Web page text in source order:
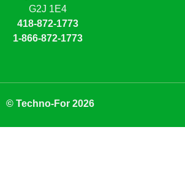
G2J 1E4
418-872-1773
1-866-872-1773
© Techno-For 2026